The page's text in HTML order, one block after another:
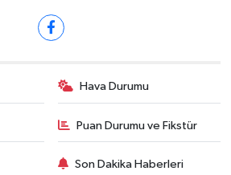
Hava Durumu
Puan Durumu ve Fikstür
Son Dakika Haberleri